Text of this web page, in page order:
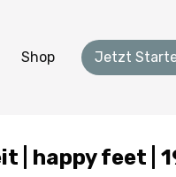
Shop Jetzt
| happy feet |